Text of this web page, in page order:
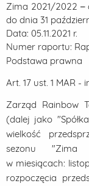
Zima 2021/2022 –
do dnia 31
Data: 05.11.2021 r.
Numer raportu:
Podstawa prawna
Art. 17 ust. 1 MAR
Zarząd Rainbow
(dalej jako
wielkość
sezonu "Zima
w miesiącach:
rozpoczęcia